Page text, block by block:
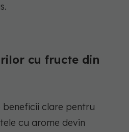
cu fructe din
clare pentru
cu arome devin